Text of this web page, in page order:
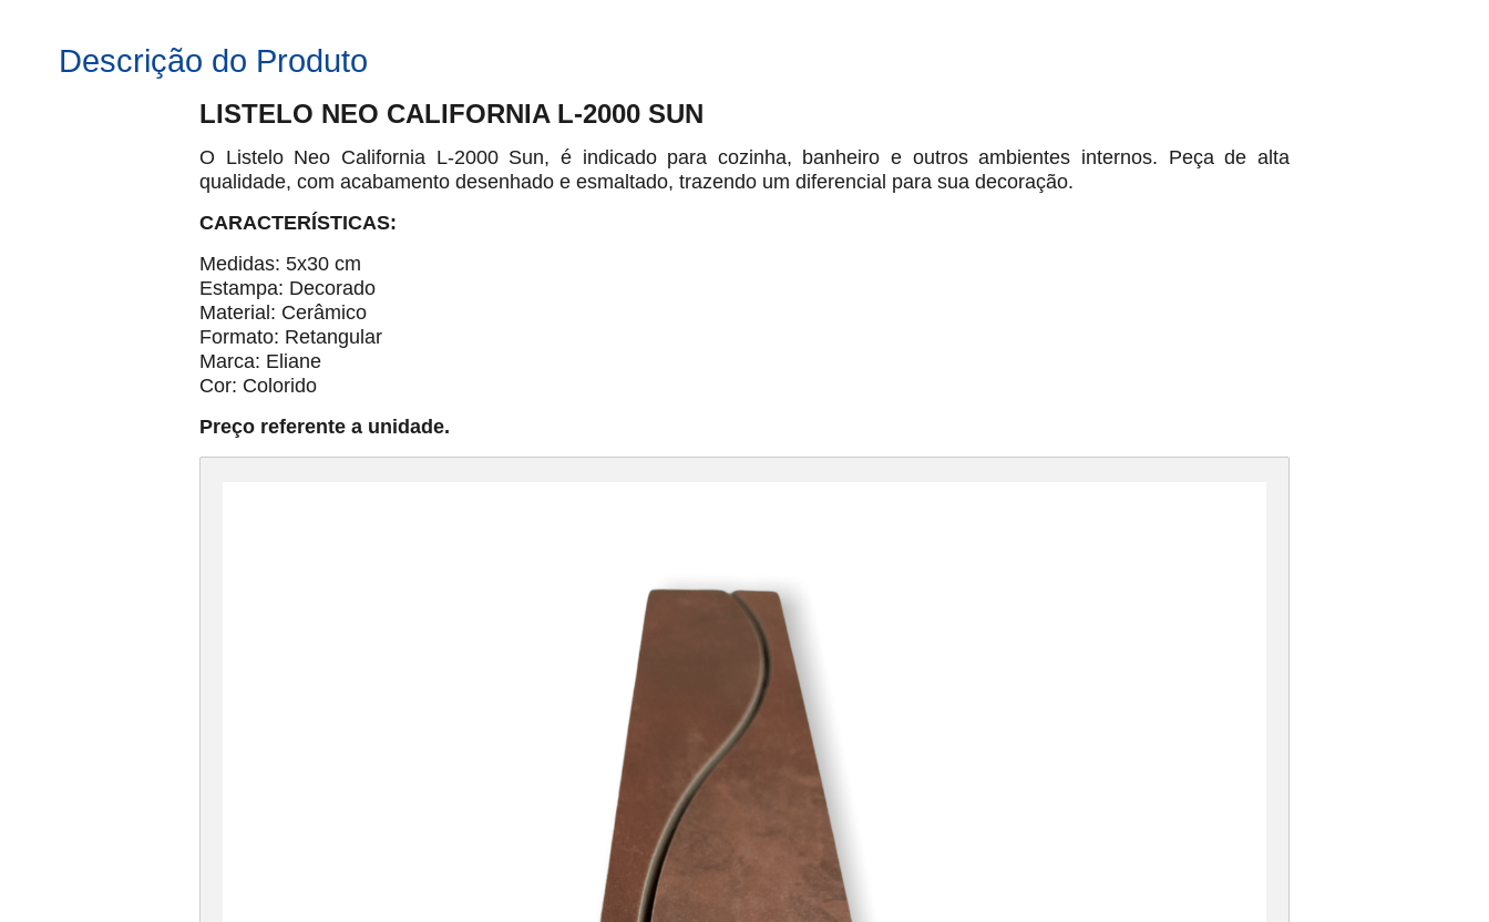
Descrição do Produto
LISTELO NEO CALIFORNIA L-2000 SUN
O Listelo Neo California L-2000 Sun, é indicado para cozinha, banheiro e outros ambientes internos. Peça de alta
qualidade, com acabamento desenhado e esmaltado, trazendo um diferencial para sua decoração.
CARACTERÍSTICAS:
Medidas: 5x30 cm
Estampa: Decorado
Material: Cerâmico
Formato: Retangular
Marca: Eliane
Cor: Colorido
Preço referente a unidade.